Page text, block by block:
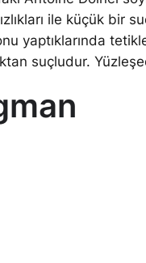
ile küçük bir
yaptıklarında
suçludur.